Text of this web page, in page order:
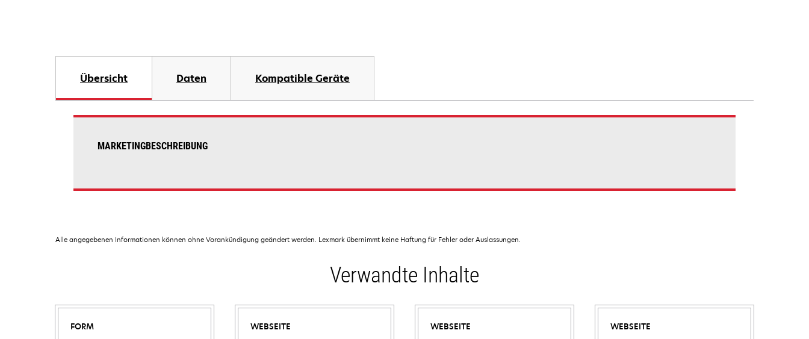
Übersicht Daten Kompatible Geräte
MARKETINGBESCHREIBUNG
Alle angegebenen Informationen können ohne Vorankündigung geändert werden. Lexmark übernimmt keine Haftung für Fehler oder Auslassungen.
Verwandte Inhalte
FORM WEBSEITE WEBSEITE WEBSEITE